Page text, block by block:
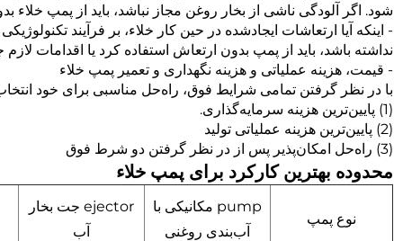
شود. اگر آلودگی ناشی از بخار روغن مجاز نباشد، باید از پمپ خلاء
- اینکه آیا ارتعاشات ایجادشده در حین کار خلاء، بر فرآیند
نداشته باشد، باید از پمپ بدون ارتعاش استفاده کرد یا اقدامات
- قیمت، هزینه عملیاتی و هزینه نگهداری و تعمیر پمپ خلاء
با در نظر گرفتن تمامی شرایط فوق، راه‌حل مناسبی برای خود
(1) پایین‌ترین هزینه سرمایه‌گذاری.
(2) پایین‌ترین هزینه عملیاتی تولید
(3) راه‌حل امکان‌پذیر پس از در نظر گرفتن دو شرط فوق
محدوده بهترین کارکرد برای پمپ خلاء
نوع پمپ
pump مکانیکی با
آب‌بندی روغنی
ejector جت بخار
آب